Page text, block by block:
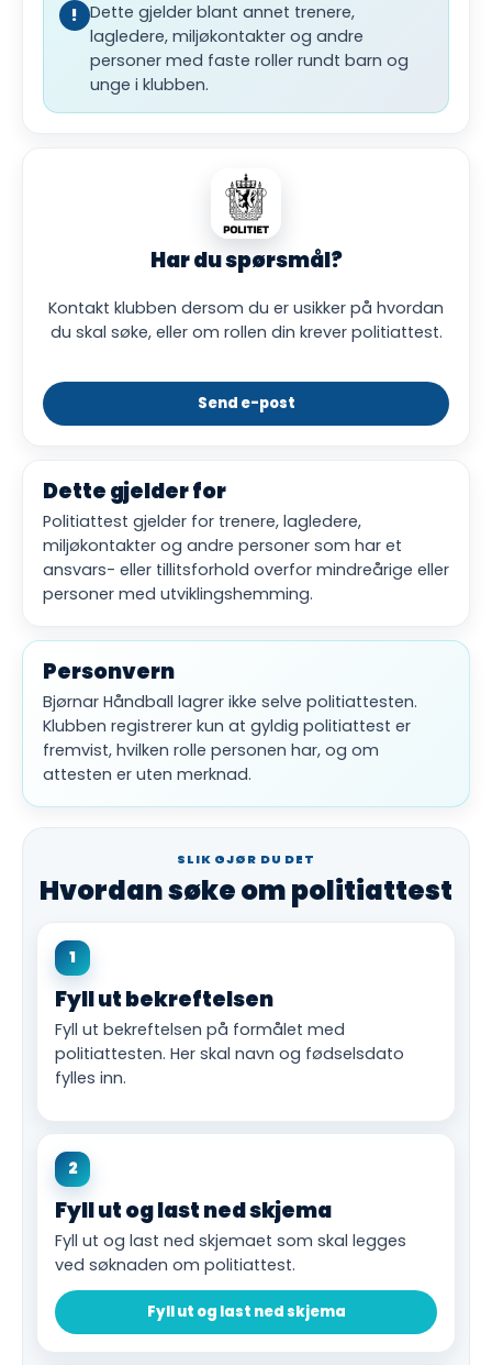
! Dette gjelder blant annet trenere,
lagledere, miljøkontakter og andre
personer med faste roller rundt barn og
unge i klubben.
Har du spørsmål?
Kontakt klubben dersom du er usikker på hvordan
du skal søke, eller om rollen din krever politiattest.
Send e-post
Dette gjelder for
Politiattest gjelder for trenere, lagledere,
miljøkontakter og andre personer som har et
ansvars- eller tillitsforhold overfor mindreårige eller
personer med utviklingshemming.
Personvern
Bjørnar Håndball lagrer ikke selve politiattesten.
Klubben registrerer kun at gyldig politiattest er
fremvist, hvilken rolle personen har, og om
attesten er uten merknad.
SLIK GJØR DU DET
Hvordan søke om politiattest
1
Fyll ut bekreftelsen
Fyll ut bekreftelsen på formålet med
politiattesten. Her skal navn og fødselsdato
fylles inn.
2
Fyll ut og last ned skjema
Fyll ut og last ned skjemaet som skal legges
ved søknaden om politiattest.
Fyll ut og last ned skjema